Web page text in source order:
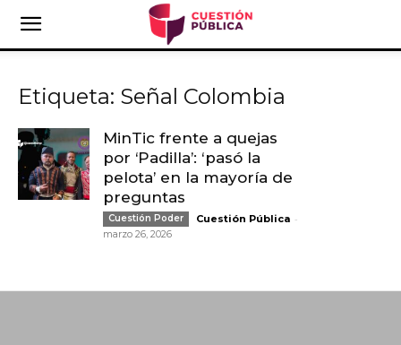
Etiqueta: Señal Colombia
MinTic frente a quejas
por ‘Padilla’: ‘pasó la
pelota’ en la mayoría de
preguntas
Cuestión Poder Cuestión Pública -
marzo 26, 2026